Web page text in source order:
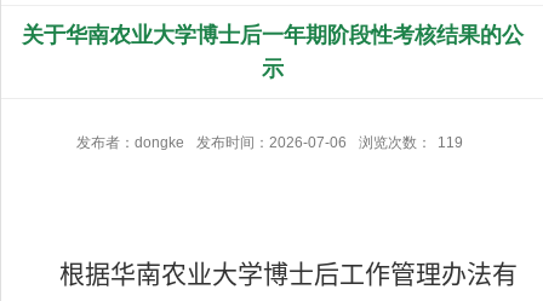
关于华南农业大学博士后一年期阶段性考核结果的公
示
发布者：dongke 发布时间：2026-07-06 浏览次数： 119
根据华南农业大学博士后工作管理办法有